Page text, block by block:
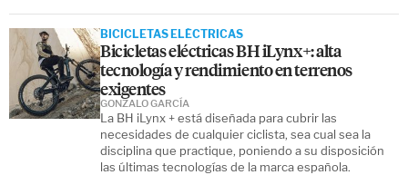
BICICLETAS ELÉCTRICAS
Bicicletas eléctricas BH iLynx+: alta
tecnología y rendimiento en terrenos
exigentes
La BH iLynx + está diseñada para cubrir las
necesidades de cualquier ciclista, sea cual sea la
disciplina que practique, poniendo a su disposición
las últimas tecnologías de la marca española.
GONZALO GARCÍA